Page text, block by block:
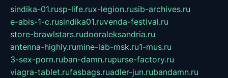
sindika-01.rusp-life.rux-legion.rusib-archives.ru
e-abis-1-c.rusindika01.ruvenda-festival.ru
store-brawlstars.rudooraleksandria.ru
antenna-highly.rumine-lab-msk.ru1-mus.ru
3-sex-porn.ruban-damn.rupurse-factory.ru
viagra-tablet.rufasbags.ruadler-jun.rubandamn.ru